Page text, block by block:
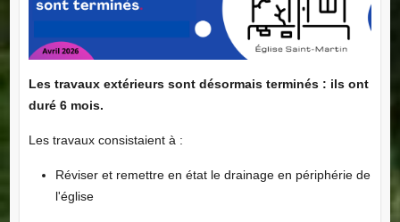
Les travaux extérieurs sont désormais terminés : ils ont
duré 6 mois.
Les travaux consistaient à :
Réviser et remettre en état le drainage en périphérie de
l'église